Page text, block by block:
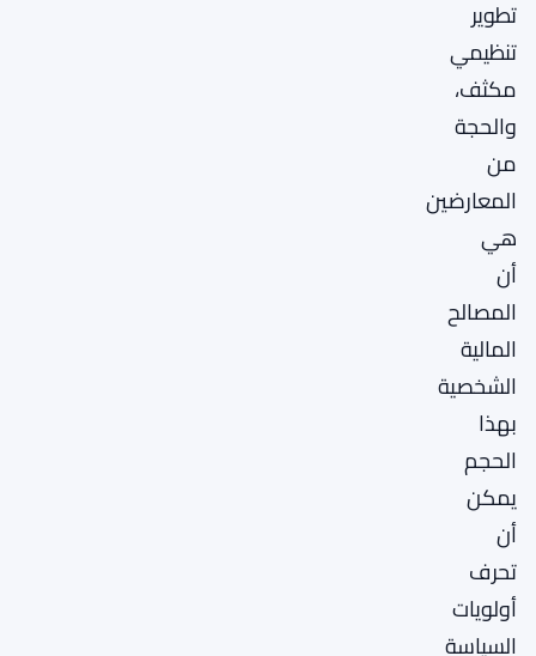
تطوير
تنظيمي
مكثف،
والحجة
من
المعارضين
هي
أن
المصالح
المالية
الشخصية
بهذا
الحجم
يمكن
أن
تحرف
أولويات
السياسة